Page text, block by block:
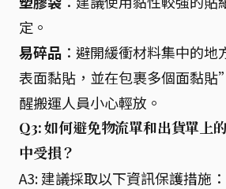
定。
易碎品 ：避開緩衝材料集中的
表面黏貼，並在包裹多個面黏
醒搬運人員小心輕放。
Q3: 如何避免物流單和出貨單上
中受損？
A3: 建議採取以下資訊保護措施：